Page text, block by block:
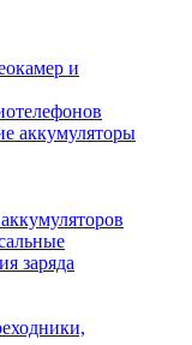
и
аккумуляторы
заряда